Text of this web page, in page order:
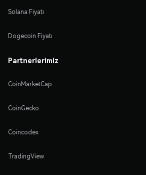
Solana Fiyatı
Dogecoin Fiyatı
Partnerlerimiz
CoinMarketCap
CoinGecko
Coincodex
TradingView